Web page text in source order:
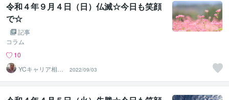
令和４年９月４日（日）仏滅☆今日も笑顔
で☆
記事
コラム
10
YCキャリア相談
2022/09/03